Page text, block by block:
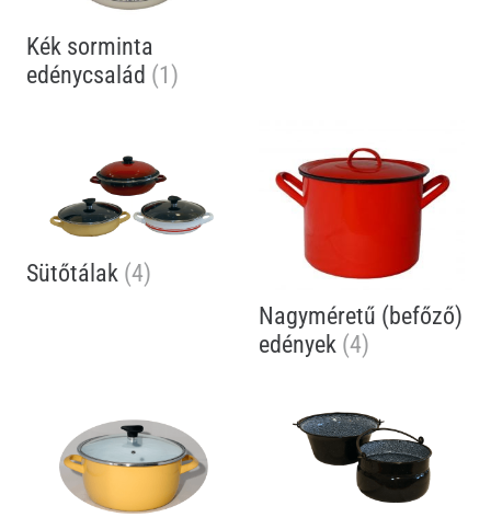
Kék sorminta
edénycsalád (1)
Sütőtálak (4)
Nagyméretű (befőző)
edények (4)